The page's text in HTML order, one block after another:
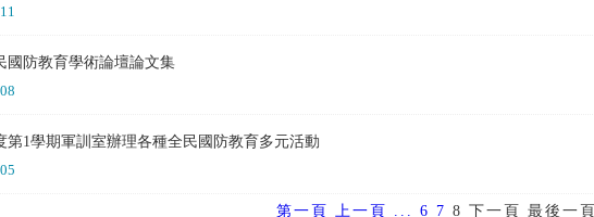
國防教育學術論壇論文集
第1學期軍訓室辦理各種全民國防教育多元活動
第一頁 上一頁 ... 6 7 8 下一頁 最後一頁